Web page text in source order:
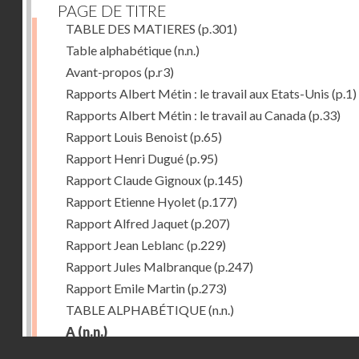
PAGE DE TITRE
TABLE DES MATIERES (p.301)
Table alphabétique(n.n.)
Avant-propos (p.r3)
Rapports Albert Métin : le travail aux Etats-Unis (p.1)
Rapports Albert Métin : le travail au Canada(p.33)
Rapport Louis Benoist(p.65)
Rapport Henri Dugué(p.95)
Rapport Claude Gignoux(p.145)
Rapport Etienne Hyolet(p.177)
Rapport Alfred Jaquet(p.207)
Rapport Jean Leblanc (p.229)
Rapport Jules Malbranque(p.247)
Rapport Emile Martin(p.273)
TABLE ALPHABÉTIQUE(n.n.)
A (n.n.)